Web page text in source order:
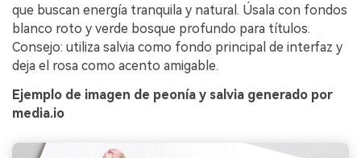
que buscan energía tranquila y natural. Úsala con fondos
blanco roto y verde bosque profundo para títulos.
Consejo: utiliza salvia como fondo principal de interfaz y
deja el rosa como acento amigable.
Ejemplo de imagen de peonía y salvia generado por
media.io